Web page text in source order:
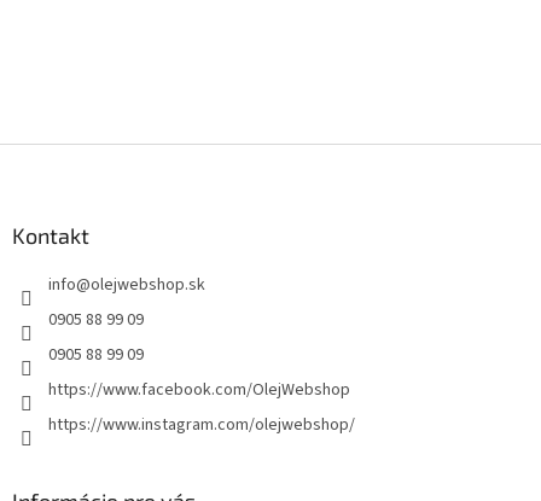
Kontakt
info@olejwebshop.sk
0905 88 99 09
0905 88 99 09
https://www.facebook.com/OlejWebshop
https://www.instagram.com/olejwebshop/